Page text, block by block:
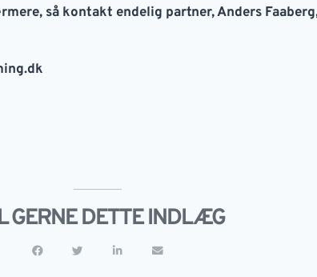
så kontakt endelig partner, Anders
GERNE DETTE INDLÆG